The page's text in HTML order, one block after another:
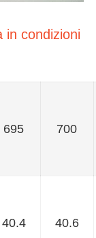
in condizioni
695 700
40.4 40.6